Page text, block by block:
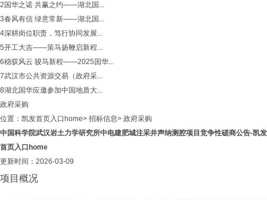
2 国华之诺 共赢之约——湖北国...
3春风有信 绿意常新——湖北国...
4深耕岗位职责，笃行协同发展...
5开工大吉——策马扬鞭启新程...
6稳驭风云 骏马新程——2025国华...
7武汉市公共资源交易（政府采...
8湖北国华应邀参加中国地质大...
政府采购
位置： 凯发首页入口home> 招标信息> 政府采购
中国科学院武汉岩土力学研究所中电建肥城注采井声纳测腔项目竞争性磋商公告-凯发
首页入口home
更新时间：2026-03-09
项目概况